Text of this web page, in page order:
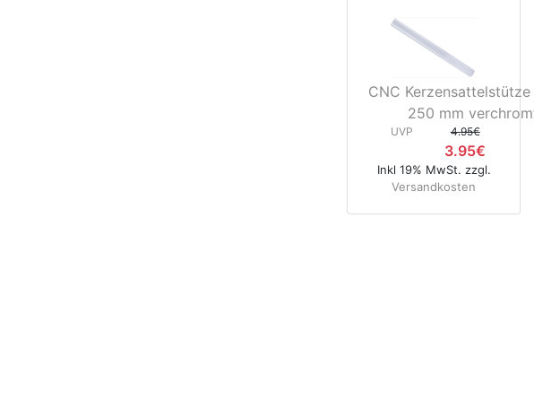
CNC
250 mm
UVP 4.95€
3.95€
Inkl 19% MwSt. zzgl.
Versandkosten